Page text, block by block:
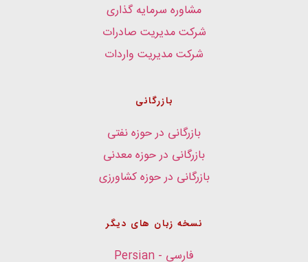
مشاوره سرمایه گذاری
شرکت مدیریت صادرات
شرکت مدیریت واردات
بازرگانی
بازرگانی در حوزه نفتی
بازرگانی در حوزه معدنی
بازرگانی در حوزه کشاورزی
نسخه زبان های دیگر
فارسی - Persian